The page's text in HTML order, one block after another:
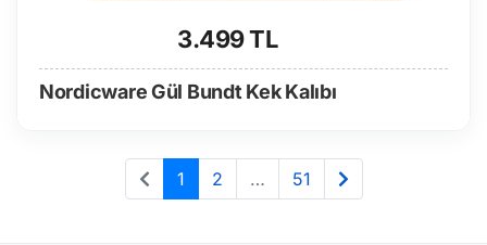
3.499 TL
Nordicware Gül Bundt Kek Kalıbı
1 2 … 51